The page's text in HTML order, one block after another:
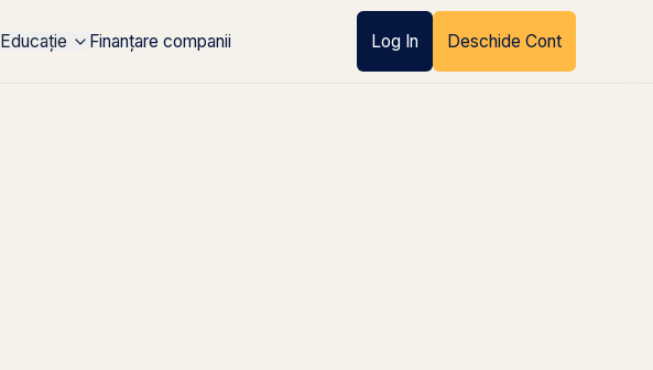
Educație Finanțare companii Log In Deschide Cont